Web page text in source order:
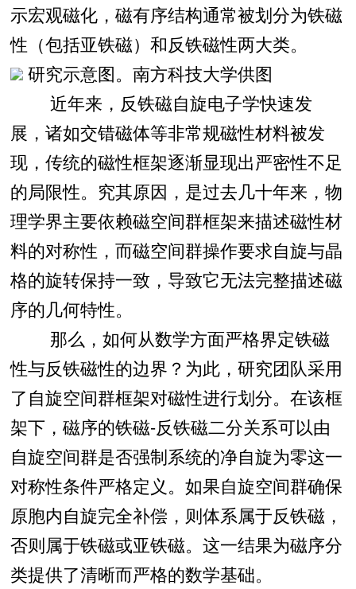
示宏观磁化，磁有序结构通常被划分为铁磁
性（包括亚铁磁）和反铁磁性两大类。
研究示意图。南方科技大学供图
近年来，反铁磁自旋电子学快速发
展，诸如交错磁体等非常规磁性材料被发
现，传统的磁性框架逐渐显现出严密性不足
的局限性。究其原因，是过去几十年来，物
理学界主要依赖磁空间群框架来描述磁性材
料的对称性，而磁空间群操作要求自旋与晶
格的旋转保持一致，导致它无法完整描述磁
序的几何特性。
那么，如何从数学方面严格界定铁磁
性与反铁磁性的边界？为此，研究团队采用
了自旋空间群框架对磁性进行划分。在该框
架下，磁序的铁磁-反铁磁二分关系可以由
自旋空间群是否强制系统的净自旋为零这一
对称性条件严格定义。如果自旋空间群确保
原胞内自旋完全补偿，则体系属于反铁磁，
否则属于铁磁或亚铁磁。这一结果为磁序分
类提供了清晰而严格的数学基础。